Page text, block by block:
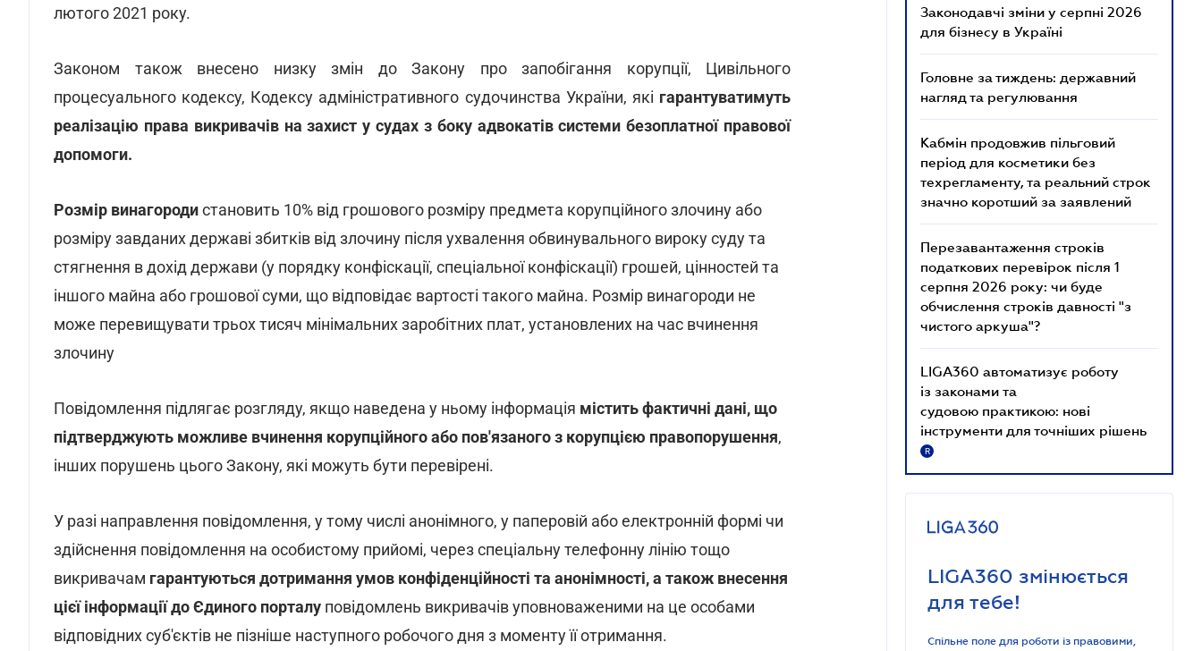
лютого 2021 року.
Законом також внесено низку змін до Закону про запобігання корупції, Цивільного
процесуального кодексу, Кодексу адміністративного судочинства України, які гарантуватимуть
реалізацію права викривачів на захист у судах з боку адвокатів системи безоплатної правової
допомоги.
Розмір винагородистановить 10% від грошового розміру предмета корупційного злочину або
розміру завданих державі збитків від злочину після ухвалення обвинувального вироку суду та
стягнення в дохід держави (у порядку конфіскації, спеціальної конфіскації) грошей, цінностей та
іншого майна або грошової суми, що відповідає вартості такого майна. Розмір винагороди не
може перевищувати трьох тисяч мінімальних заробітних плат, установлених на час вчинення
злочину
Повідомлення підлягає розгляду, якщо наведена у ньому інформація містить фактичні дані, що
підтверджують можливе вчинення корупційного або пов'язаного з корупцією правопорушення,
інших порушень цього Закону, які можуть бути перевірені.
У разі направлення повідомлення, у тому числі анонімного, у паперовій або електронній формі чи
здійснення повідомлення на особистому прийомі, через спеціальну телефонну лінію тощо
викривачам гарантуються дотримання умов конфіденційності та анонімності, а також внесення
цієї інформації до Єдиного порталу повідомлень викривачів уповноваженими на це особами
відповідних суб'єктів не пізніше наступного робочого дня з моменту її отримання.
Законодавчі зміни у серпні 2026
для бізнесу в Україні
Головне за тиждень: державний
нагляд та регулювання
Кабмін продовжив пільговий
період для косметики без
техрегламенту, та реальний строк
значно коротший за заявлений
Перезавантаження строків
податкових перевірок після 1
серпня 2026 року: чи буде
обчислення строків давності "з
чистого аркуша"?
LIGA360 автоматизує роботу
із законами та
судовою практикою: нові
інструменти для точніших рішень
R
LIGA360 змінюється
для тебе!
Спільне поле для роботи із правовими,